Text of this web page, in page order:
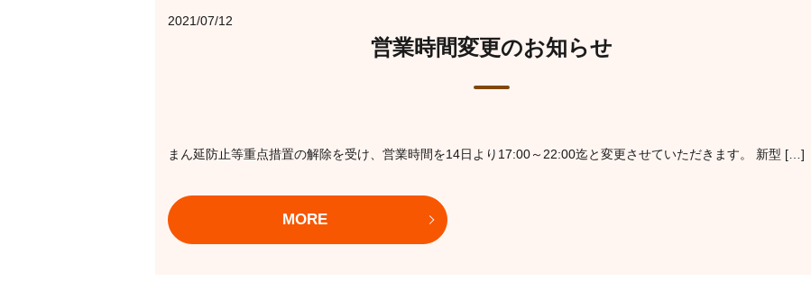
2021/07/12
営業時間変更のお知らせ
まん延防止等重点措置の解除を受け、営業時間を14日より17:00～22:00迄と変更させていただきます。 新型 […]
MORE